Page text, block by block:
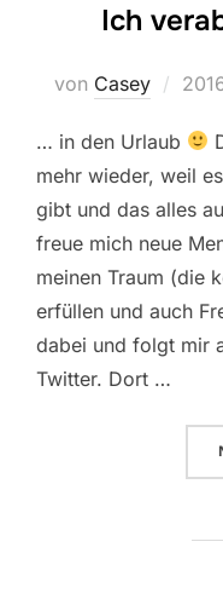
Ich
von Casey
… in den Urlaub
mehr wieder, weil
gibt und das alles
freue mich neue
meinen Traum (die
erfüllen und auch
dabei und folgt mir
Twitter. Dort …